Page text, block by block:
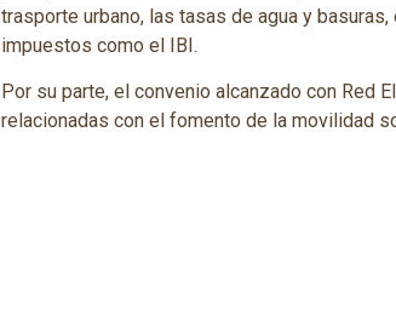
trasporte urbano, las tasas de agua y
impuestos como el IBI.
Por su parte, el convenio alcanzado con Red
relacionadas con el fomento de la movilidad